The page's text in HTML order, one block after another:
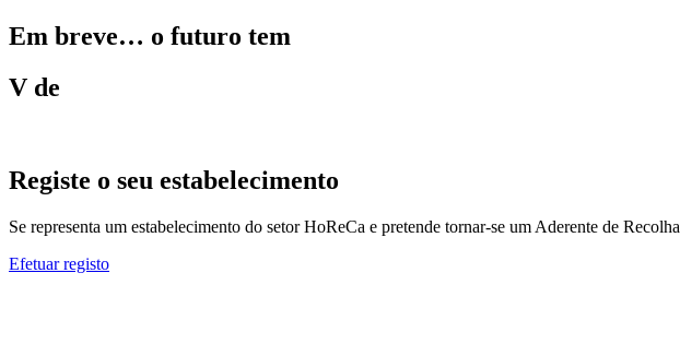
Em breve… o futuro tem
V de
Registe o seu estabelecimento
Se representa um estabelecimento do setor HoReCa e pretende tornar-se um Aderente de Recolha
Efetuar registo